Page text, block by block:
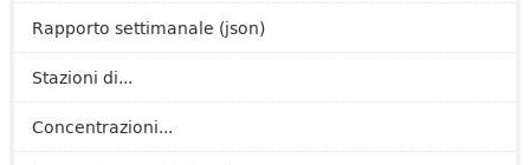
Rapporto settimanale (json)
Stazioni di...
Concentrazioni...